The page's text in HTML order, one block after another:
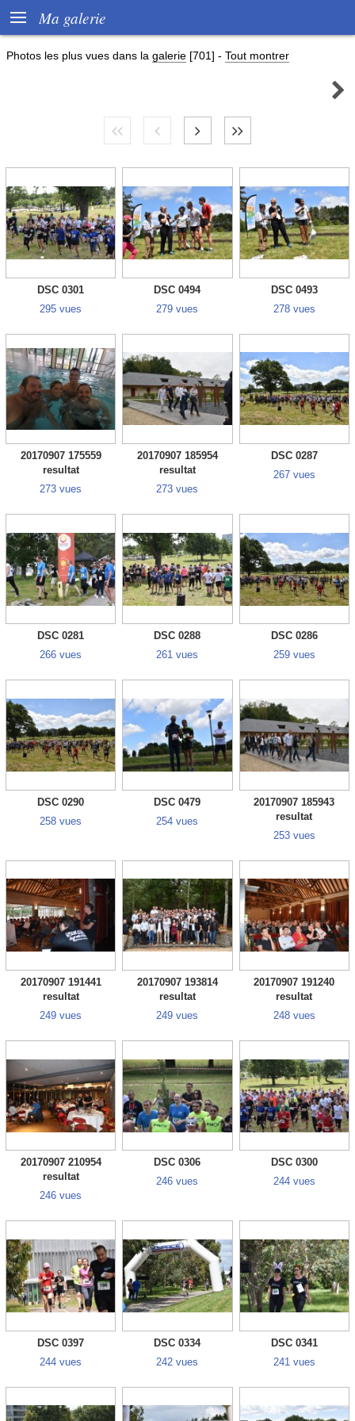
 Ma galerie
Photos les plus vues dans la galerie [701] - Tout montrer

DSC 0301
295 vues
DSC 0494
279 vues
DSC 0493
278 vues
20170907 175559
resultat
273 vues
20170907 185954
resultat
273 vues
DSC 0287
267 vues
DSC 0281
266 vues
DSC 0288
261 vues
DSC 0286
259 vues
DSC 0290
258 vues
DSC 0479
254 vues
20170907 185943
resultat
253 vues
20170907 191441
resultat
249 vues
20170907 193814
resultat
249 vues
20170907 191240
resultat
248 vues
20170907 210954
resultat
246 vues
DSC 0306
246 vues
DSC 0300
244 vues
DSC 0397
244 vues
DSC 0334
242 vues
DSC 0341
241 vues